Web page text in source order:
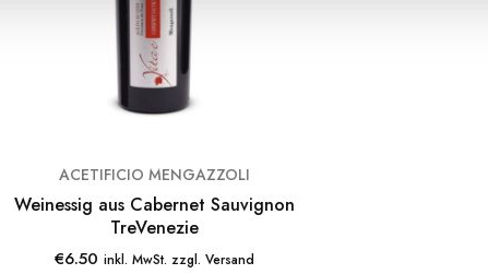
ACETIFICIO MENGAZZOLI
Weinessig aus Cabernet Sauvignon
TreVenezie
€6.50 inkl. MwSt. zzgl. Versand